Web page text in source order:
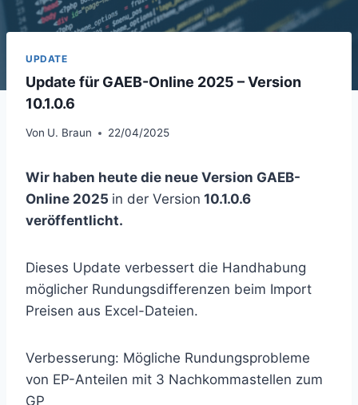
UPDATE
Update für GAEB-Online 2025 – Version
10.1.0.6
Von U. Braun 22/04/2025
Wir haben heute die neue Version GAEB-
Online 2025 in der Version 10.1.0.6
veröffentlicht.
Dieses Update verbessert die Handhabung
möglicher Rundungsdifferenzen beim Import
Preisen aus Excel-Dateien.
Verbesserung: Mögliche Rundungsprobleme
von EP-Anteilen mit 3 Nachkommastellen zum
GP